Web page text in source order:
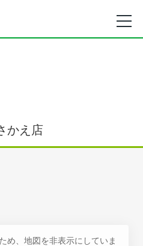
かえ店
め、地図を非表示にしていま